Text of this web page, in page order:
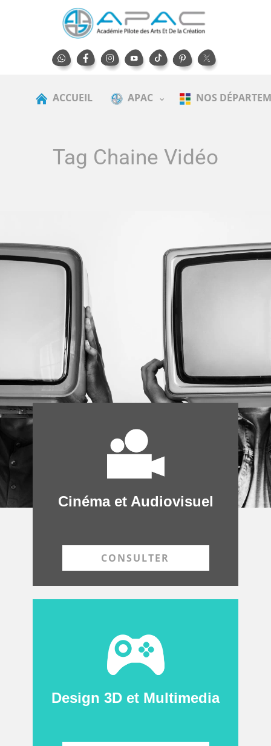
ACCUEIL APAC NOS
Tag Chaine Vidéo
Cinéma et Audiovisuel
CONSULTER
Design 3D et Multimedia